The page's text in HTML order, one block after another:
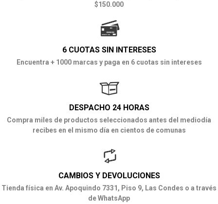
$150.000
6 CUOTAS SIN INTERESES
Encuentra + 1000 marcas y paga en 6 cuotas sin intereses
DESPACHO 24 HORAS
Compra miles de productos seleccionados antes del mediodía
recibes en el mismo día en cientos de comunas
CAMBIOS Y DEVOLUCIONES
Tienda física en Av. Apoquindo 7331, Piso 9, Las Condes o a través
de WhatsApp